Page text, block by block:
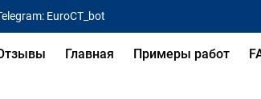
EuroCT_bot
Главная Примеры работ